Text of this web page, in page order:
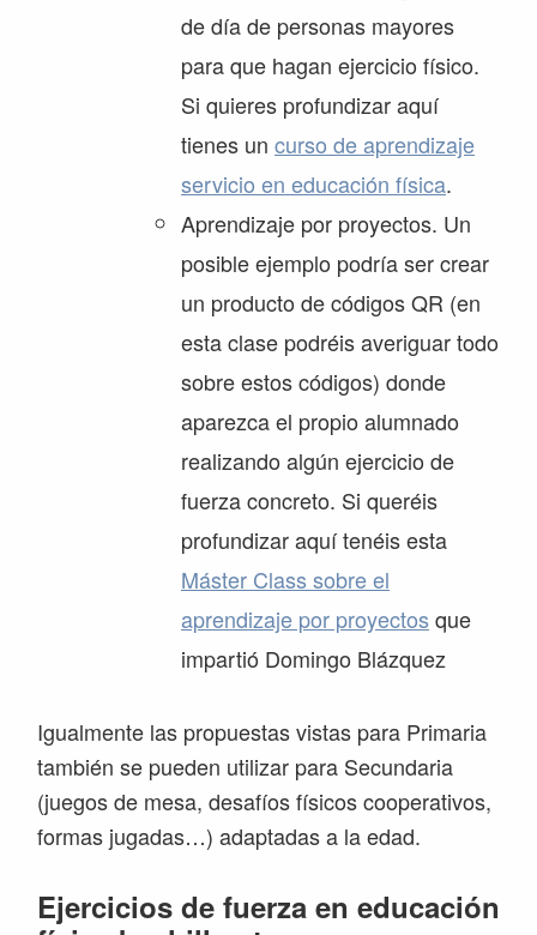
de día de personas mayores
para que hagan ejercicio físico.
Si quieres profundizar aquí
tienes un curso de aprendizaje
servicio en educación física.
Aprendizaje por proyectos. Un
posible ejemplo podría ser crear
un producto de códigos QR (en
esta clase podréis averiguar todo
sobre estos códigos) donde
aparezca el propio alumnado
realizando algún ejercicio de
fuerza concreto. Si queréis
profundizar aquí tenéis esta
Máster Class sobre el
aprendizaje por proyectos que
impartió Domingo Blázquez
Igualmente las propuestas vistas para Primaria
también se pueden utilizar para Secundaria
(juegos de mesa, desafíos físicos cooperativos,
formas jugadas…) adaptadas a la edad.
Ejercicios de fuerza en educación